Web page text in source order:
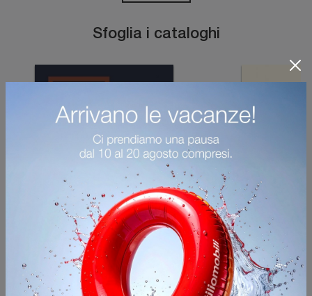
Sfoglia i cataloghi